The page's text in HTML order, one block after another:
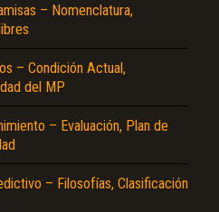
– Nomenclatura,
– Condición Actual,
del MP
– Evaluación, Plan de
– Filosofías, Clasificación